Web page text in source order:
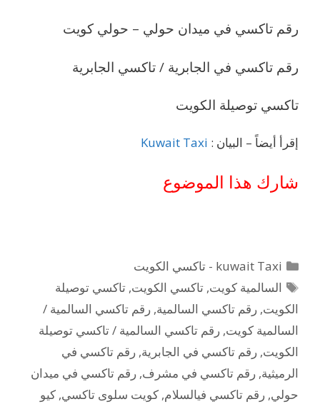
رقم تاكسي في ميدان حولي – حولي كويت
رقم تاكسي في الجابرية / تاكسي الجابرية
تاكسي توصيلة الكويت
إقرأ أيضاً – البيان : Kuwait Taxi
شارك هذا الموضوع
التصنيفات
kuwait Taxi - تاكسي الكويت
الوسوم
السالمية كويت,تاكسي الكويت,تاكسي توصيلة
الكويت, رقم تاكسي السالمية, رقم تاكسي السالمية /
السالمية كويت, رقم تاكسي السالمية / تاكسي توصيلة
الكويت, رقم تاكسي في الجابرية, رقم تاكسي في
الرميثية, رقم تاكسي في مشرف, رقم تاكسي في ميدان
حولي, رقم تاكسي فيالسلام, كويت سلوى تاكسي, كيو